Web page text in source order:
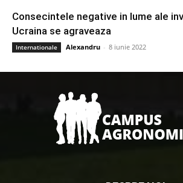
Consecintele negative in lume ale
Ucraina se agraveaza
Internationale Alexandru - 8 iunie 2022